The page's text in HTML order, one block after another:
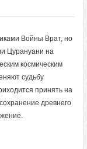
Войны Врат, но
Цурануани на
космическим
судьбу
принять на
древнего